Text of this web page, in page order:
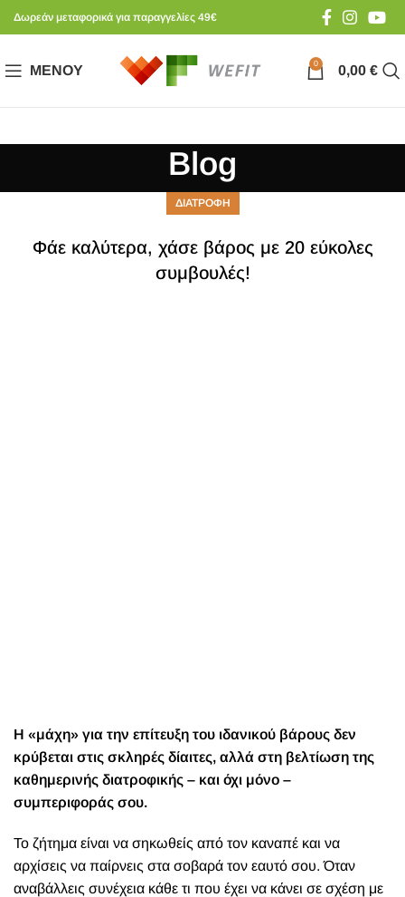
Δωρεάν μεταφορικά για παραγγελίες 49€
ΜΕΝΟΎ 0 0,00 €
Blog
ΔΙΑΤΡΟΦΗ
Φάε καλύτερα, χάσε βάρος με 20 εύκολες
συμβουλές!
Η «μάχη» για την επίτευξη του ιδανικού βάρους δεν
κρύβεται στις σκληρές δίαιτες, αλλά στη βελτίωση της
καθημερινής διατροφικής – και όχι μόνο –
συμπεριφοράς σου.
Το ζήτημα είναι να σηκωθείς από τον καναπέ και να
αρχίσεις να παίρνεις στα σοβαρά τον εαυτό σου. Όταν
αναβάλλεις συνέχεια κάθε τι που έχει να κάνει σε σχέση με